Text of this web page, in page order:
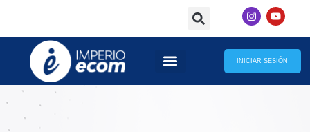
content
I
n
a
g
r
a
Y
o
u
b
e
INICIAR SESIÓN